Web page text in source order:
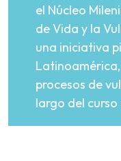
el Núcleo
de Vida y la
una iniciativa
procesos de
largo del curso